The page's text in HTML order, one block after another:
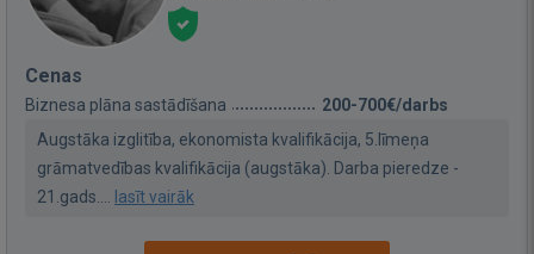
Cenas
Biznesa plāna sastādīšana
200-700€/darbs
Augstāka izglitība, ekonomista kvalifikācija, 5.līmeņa
grāmatvedības kvalifikācija (augstāka). Darba pieredze -
21.gads.... lasīt vairāk